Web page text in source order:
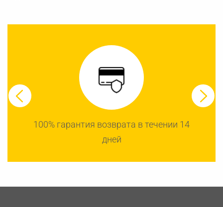
100% гарантия возврата в течении 14
дней